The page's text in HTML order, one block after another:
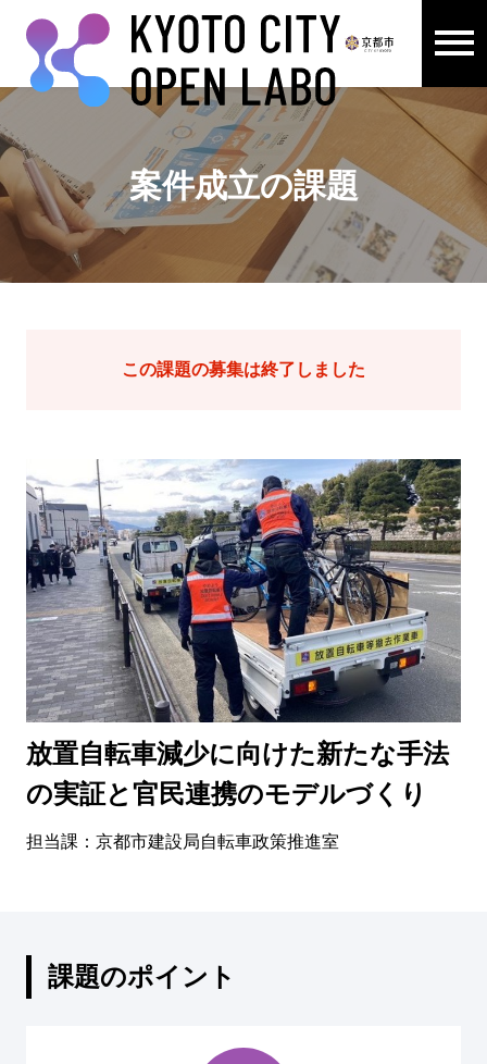
ここから本文です。
案件成立の課題
この課題の募集は終了しました
放置自転車減少に向けた新たな手法
の実証と官民連携のモデルづくり
担当課：京都市建設局自転車政策推進室
課題のポイント